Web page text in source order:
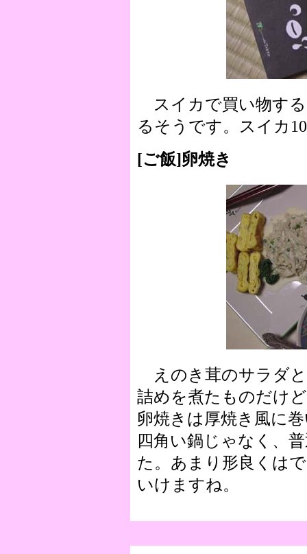
スイカで買い物す
るそうです。スイカ
[ご飯]卵焼き
えのき茸のサラダ
詰めを煮たものだけ
卵焼きは厚焼き風に
四角い鍋じゃなく、
た。あまり形良くは
いけますね。